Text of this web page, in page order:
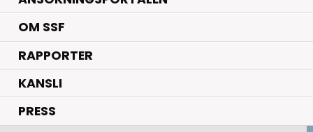
OM SSF
RAPPORTER
KANSLI
PRESS